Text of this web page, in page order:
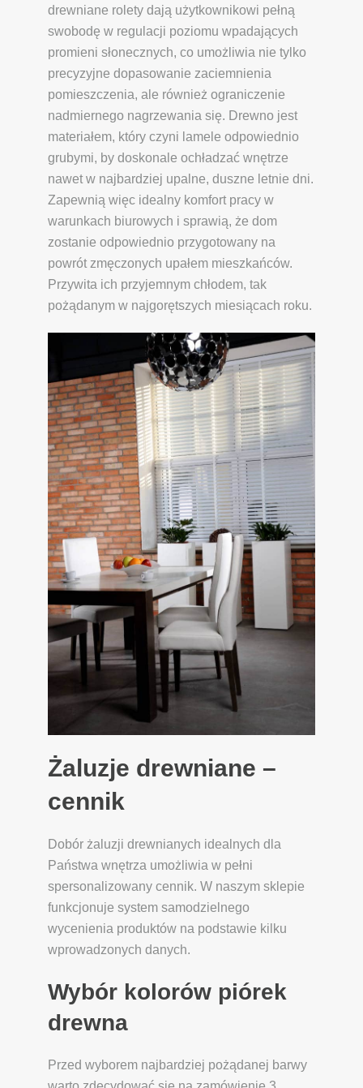
drewniane rolety dają użytkownikowi pełną
swobodę w regulacji poziomu wpadających
promieni słonecznych, co umożliwia nie tylko
precyzyjne dopasowanie zaciemnienia
pomieszczenia, ale również ograniczenie
nadmiernego nagrzewania się. Drewno jest
materiałem, który czyni lamele odpowiednio
grubymi, by doskonale ochładzać wnętrze
nawet w najbardziej upalne, duszne letnie dni.
Zapewnią więc idealny komfort pracy w
warunkach biurowych i sprawią, że dom
zostanie odpowiednio przygotowany na
powrót zmęczonych upałem mieszkańców.
Przywita ich przyjemnym chłodem, tak
pożądanym w najgorętszych miesiącach roku.
Żaluzje drewniane –
cennik
Dobór żaluzji drewnianych idealnych dla
Państwa wnętrza umożliwia w pełni
spersonalizowany cennik. W naszym sklepie
funkcjonuje system samodzielnego
wycenienia produktów na podstawie kilku
wprowadzonych danych.
Wybór kolorów piórek
drewna
Przed wyborem najbardziej pożądanej barwy